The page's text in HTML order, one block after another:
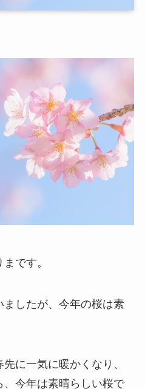
です。
したが、今年の桜は素
に一気に暖かくなり、
今年は素晴らしい桜で